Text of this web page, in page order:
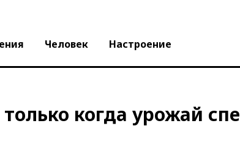
Человек Настроение
когда урожай